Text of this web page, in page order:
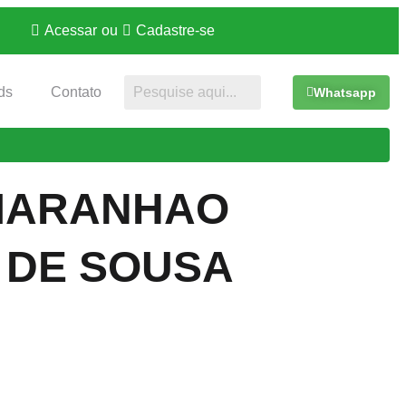
Acessar ou Cadastre-se
Contato Whatsapp
SOUSA